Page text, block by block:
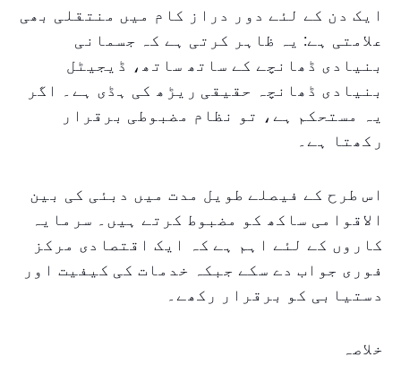
ایک دن کے لئے دور دراز کام میں منتقلی بھی
علامتی ہے: یہ ظاہر کرتی ہے کہ جسمانی
بنیادی ڈھانچے کے ساتھ ساتھ، ڈیجیٹل
بنیادی ڈھانچہ حقیقی ریڑھ کی ہڈی ہے۔ اگر
یہ مستحکم ہے، تو نظام مضبوطی برقرار
رکھتا ہے۔
اس طرح کے فیصلے طویل مدت میں دبئی کی بین
الاقوامی ساکھ کو مضبوط کرتے ہیں۔ سرمایہ
کاروں کے لئے اہم ہے کہ ایک اقتصادی مرکز
فوری جواب دے سکے جبکہ خدمات کی کیفیت اور
دستیابی کو برقرار رکھے۔
خلاصہ